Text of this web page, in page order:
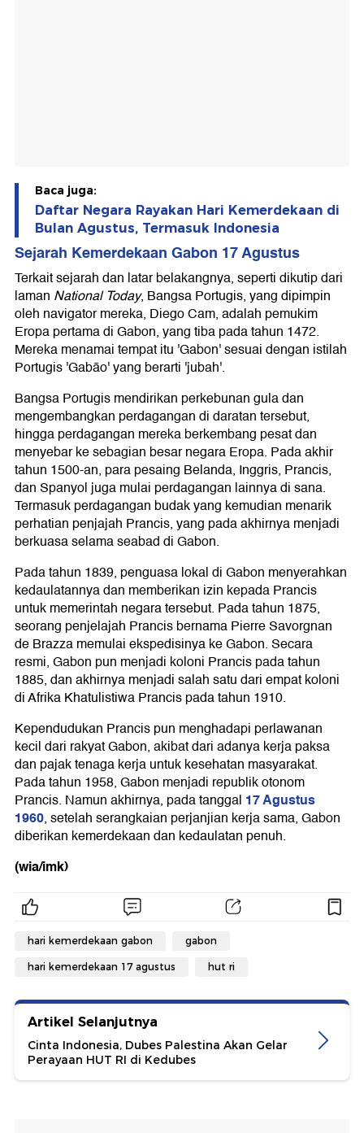
Baca juga:
Daftar Negara Rayakan Hari Kemerdekaan di
Bulan Agustus, Termasuk Indonesia
Sejarah Kemerdekaan Gabon 17 Agustus
Terkait sejarah dan latar belakangnya, seperti dikutip dari
laman National Today, Bangsa Portugis, yang dipimpin
oleh navigator mereka, Diego Cam, adalah pemukim
Eropa pertama di Gabon, yang tiba pada tahun 1472.
Mereka menamai tempat itu 'Gabon' sesuai dengan istilah
Portugis 'Gabão' yang berarti 'jubah'.
Bangsa Portugis mendirikan perkebunan gula dan
mengembangkan perdagangan di daratan tersebut,
hingga perdagangan mereka berkembang pesat dan
menyebar ke sebagian besar negara Eropa. Pada akhir
tahun 1500-an, para pesaing Belanda, Inggris, Prancis,
dan Spanyol juga mulai perdagangan lainnya di sana.
Termasuk perdagangan budak yang kemudian menarik
perhatian penjajah Prancis, yang pada akhirnya menjadi
berkuasa selama seabad di Gabon.
Pada tahun 1839, penguasa lokal di Gabon menyerahkan
kedaulatannya dan memberikan izin kepada Prancis
untuk memerintah negara tersebut. Pada tahun 1875,
seorang penjelajah Prancis bernama Pierre Savorgnan
de Brazza memulai ekspedisinya ke Gabon. Secara
resmi, Gabon pun menjadi koloni Prancis pada tahun
1885, dan akhirnya menjadi salah satu dari empat koloni
di Afrika Khatulistiwa Prancis pada tahun 1910.
Kependudukan Prancis pun menghadapi perlawanan
kecil dari rakyat Gabon, akibat dari adanya kerja paksa
dan pajak tenaga kerja untuk kesehatan masyarakat.
Pada tahun 1958, Gabon menjadi republik otonom
Prancis. Namun akhirnya, pada tanggal 17 Agustus
1960, setelah serangkaian perjanjian kerja sama, Gabon
diberikan kemerdekaan dan kedaulatan penuh.
(wia/imk)
hari kemerdekaan gabon gabon
hari kemerdekaan 17 agustus hut ri
Artikel Selanjutnya
Cinta Indonesia, Dubes Palestina Akan Gelar
Perayaan HUT RI di Kedubes